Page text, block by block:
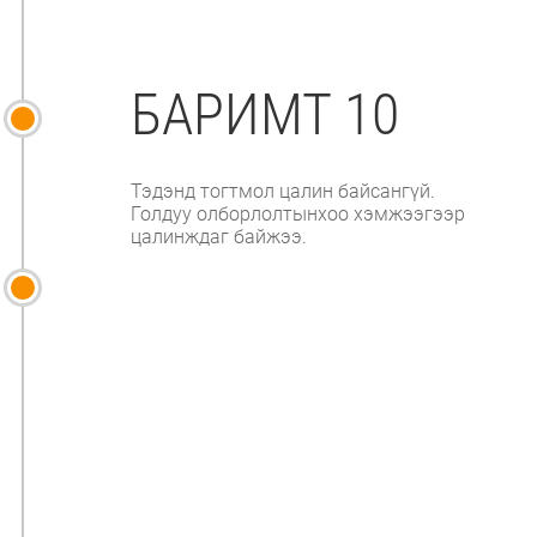
БАРИМТ 10
Тэдэнд тогтмол цалин байсангүй.
Голдуу олборлолтынхоо хэмжээгээр
цалинждаг байжээ.